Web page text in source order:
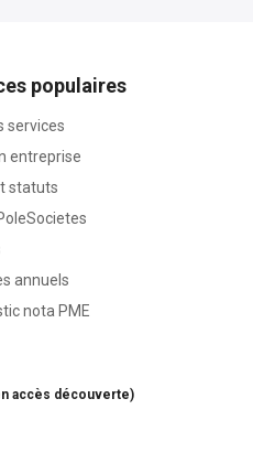
populaires
services
entreprise
statuts
annuels
nota PME
accès découverte)